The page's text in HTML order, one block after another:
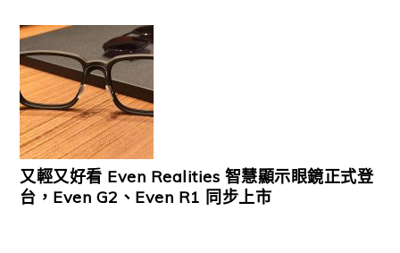
又輕又好看 Even Realities 智慧顯示眼鏡正式登
台，Even G2、Even R1 同步上市